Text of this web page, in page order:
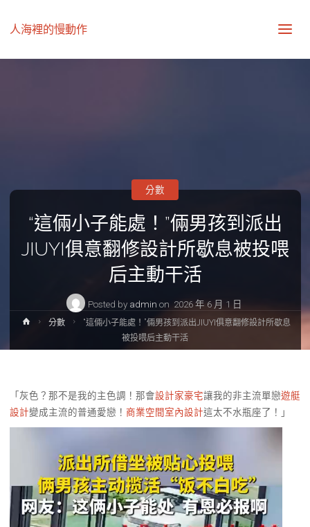
人海裡的慢動作
“這倆小子能處！”倆男孩到派出
JIUYI俱意翻修設計所歇息被投喂
后主動干活
Posted by admin on 2026 年 6 月 1 日
分數
Home分數
“這倆小子能處！”倆男孩到派出JIUYI俱意翻修設計所歇息
被投喂后主動干活
「灰色？那不是我的主色調！那會設計家豪宅讓我的非主流單戀遊艇
設計變成主流的普通愛戀！ 商業空間室內設計這太不水瓶座了！」